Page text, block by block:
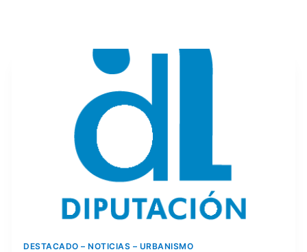
DESTACADO – NOTICIAS – URBANISMO